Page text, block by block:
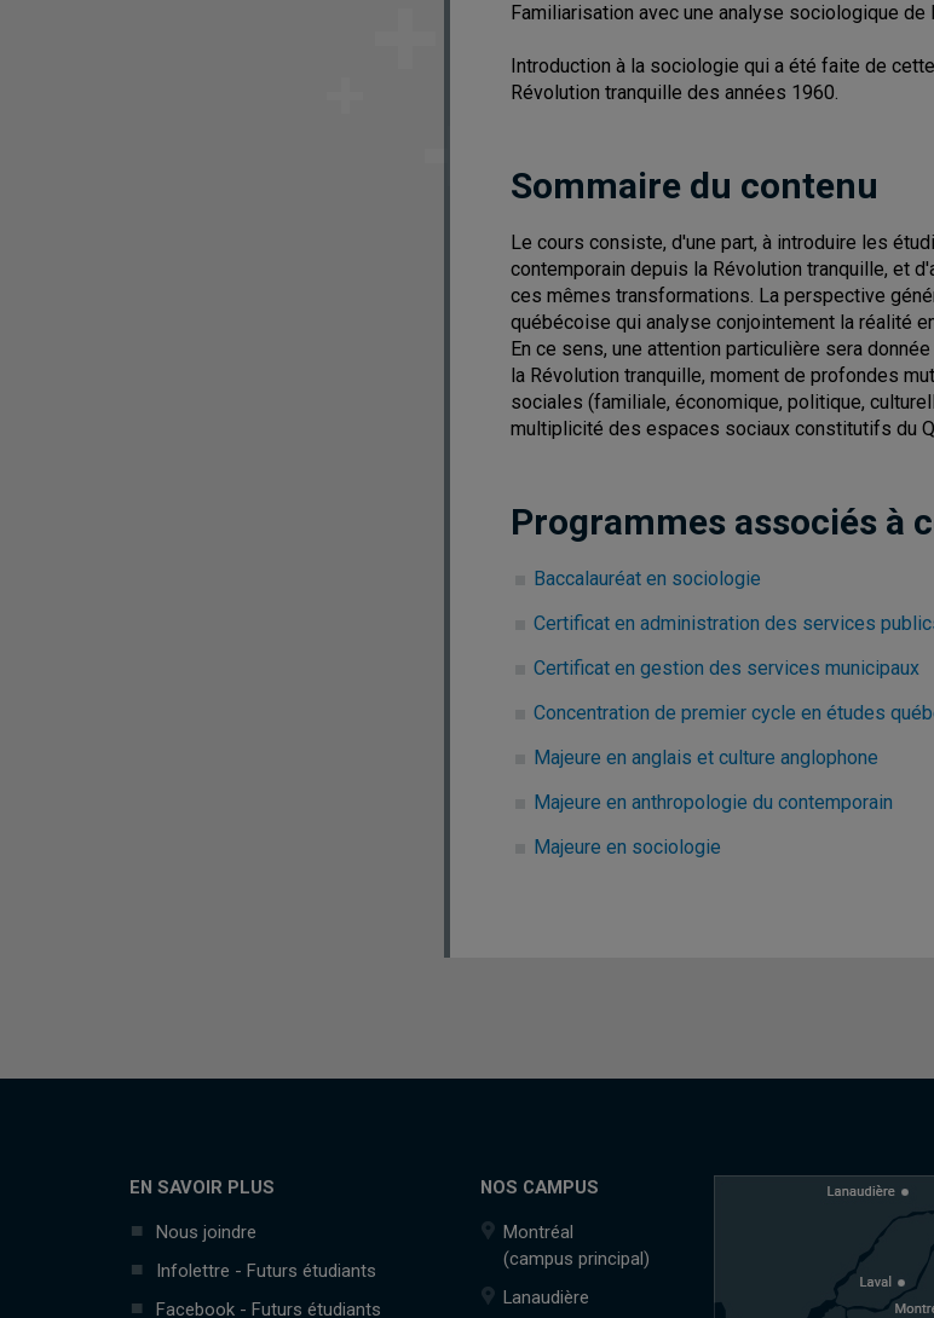
Familiarisation avec une analyse sociologique
Introduction à la sociologie qui a été faite de
Révolution tranquille des années 1960.
Sommaire du contenu
Le cours consiste, d'une part, à introduire les
contemporain depuis la Révolution tranquille, et
ces mêmes transformations. La perspective
québécoise qui analyse conjointement la réalité
En ce sens, une attention particulière sera
la Révolution tranquille, moment de profondes
sociales (familiale, économique, politique,
multiplicité des espaces sociaux constitutifs du
Programmes associés à
Baccalauréat en sociologie
Certificat en administration des services
Certificat en gestion des services municipaux
Concentration de premier cycle en études
Majeure en anglais et culture anglophone
Majeure en anthropologie du contemporain
Majeure en sociologie
EN SAVOIR PLUS
Nous joindre
Infolettre - Futurs étudiants
Facebook - Futurs étudiants
NOS CAMPUS
Montréal
(campus principal)
Lanaudière